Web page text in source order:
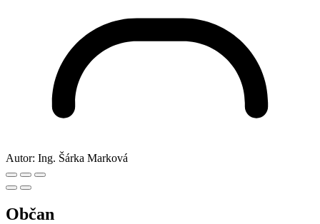
Autor: Ing. Šárka Marková
Občan